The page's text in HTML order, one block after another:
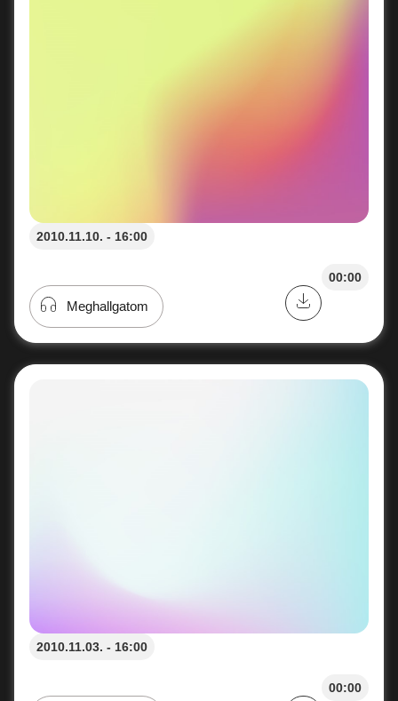
2010.11.10. - 16:00
00:00
Meghallgatom
2010.11.03. - 16:00
00:00